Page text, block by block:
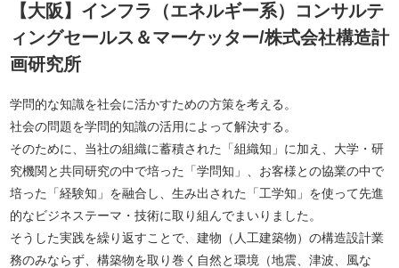
【大阪】インフラ（エネルギー系）コンサルテ
ィングセールス＆マーケッター/株式会社構造計
画研究所
学問的な知識を社会に活かすための方策を考える。
社会の問題を学問的知識の活用によって解決する。
そのために、当社の組織に蓄積された「組織知」に加え、大学・研
究機関と共同研究の中で培った「学問知」、お客様との協業の中で
培った「経験知」を融合し、生み出された「工学知」を使って先進
的なビジネステーマ・技術に取り組んでまいりました。
そうした実践を繰り返すことで、建物（人工建築物）の構造設計業
務のみならず、構築物を取り巻く自然と環境（地震、津波、風な